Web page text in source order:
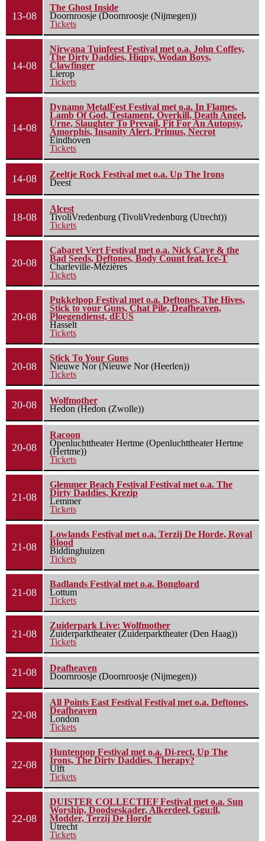
13-08
The Ghost Inside
Doornroosje (Doornroosje (Nijmegen))
Tickets
14-08
Nirwana Tuinfeest Festival met o.a. John Coffey,
The Dirty Daddies, Hiqpy, Wodan Boys,
Clawfinger
Lierop
Tickets
14-08
Dynamo MetalFest Festival met o.a. In Flames,
Lamb Of God, Testament, Overkill, Death Angel,
Urne, Slaughter To Prevail, Fit For An Autopsy,
Amorphis, Insanity Alert, Primus, Necrot
Eindhoven
Tickets
14-08
Zeeltje Rock Festival met o.a. Up The Irons
Deest
18-08
Alcest
TivoliVredenburg (TivoliVredenburg (Utrecht))
Tickets
20-08
Cabaret Vert Festival met o.a. Nick Cave & the
Bad Seeds, Deftones, Body Count feat. Ice-T
Charleville-Mézières
Tickets
20-08
Pukkelpop Festival met o.a. Deftones, The Hives,
Stick to your Guns, Chat Pile, Deafheaven,
Ploegendienst, dEUS
Hasselt
Tickets
20-08
Stick To Your Guns
Nieuwe Nor (Nieuwe Nor (Heerlen))
Tickets
20-08
Wolfmother
Hedon (Hedon (Zwolle))
20-08
Racoon
Openluchttheater Hertme (Openluchttheater Hertme
(Hertme))
Tickets
21-08
Glemmer Beach Festival Festival met o.a. The
Dirty Daddies, Krezip
Lemmer
Tickets
21-08
Lowlands Festival met o.a. Terzij De Horde, Royal
Blood
Biddinghuizen
Tickets
21-08
Badlands Festival met o.a. Bongloard
Lottum
Tickets
21-08
Zuiderpark Live: Wolfmother
Zuiderparktheater (Zuiderparktheater (Den Haag))
Tickets
21-08
Deafheaven
Doornroosje (Doornroosje (Nijmegen))
22-08
All Points East Festival Festival met o.a. Deftones,
Deafheaven
London
Tickets
22-08
Huntenpop Festival met o.a. Di-rect, Up The
Irons, The Dirty Daddies, Therapy?
Ulft
Tickets
22-08
DUISTER COLLECTIEF Festival met o.a. Sun
Worship, Doodseskader, Alkerdeel, Ggu:ll,
Modder, Terzij De Horde
Utrecht
Tickets